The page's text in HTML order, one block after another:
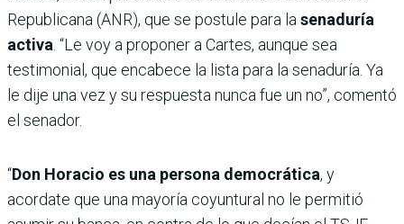
Republicana (ANR), que se postule para la senaduría
activa . “Le voy a proponer a Cartes, aunque sea
testimonial, que encabece la lista para la senaduría. Ya
le dije una vez y su respuesta nunca fue un no”, comentó
el senador.
“Don Horacio es una persona democrática, y
acordate que una mayoría coyuntural no le permitió